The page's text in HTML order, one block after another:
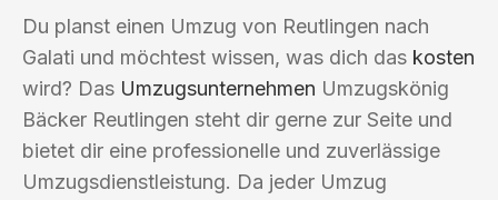
Du planst einen Umzug von Reutlingen nach
Galati und möchtest wissen, was dich das kosten
wird? Das Umzugsunternehmen Umzugskönig
Bäcker Reutlingen steht dir gerne zur Seite und
bietet dir eine professionelle und zuverlässige
Umzugsdienstleistung. Da jeder Umzug